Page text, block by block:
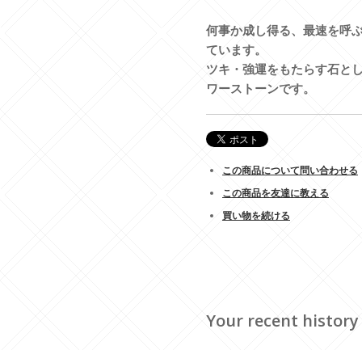
何事か成し得る、最速を呼
ています。
ツキ・強運をもたらす石と
ワーストーンです。
この商品について問い合わせる
この商品を友達に教える
買い物を続ける
Your recent history